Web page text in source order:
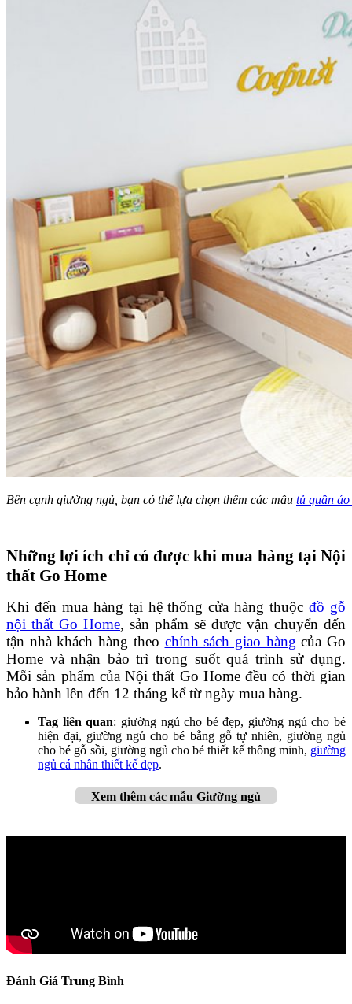
Bên cạnh giường ngủ, bạn có thể lựa chọn thêm các mẫu tủ quần áo
Những lợi ích chỉ có được khi mua hàng tại Nội
thất Go Home
Khi đến mua hàng tại hệ thống cửa hàng thuộcđồ gỗ
nội thất Go Home, sản phẩm sẽ được vận chuyển đến
tận nhà khách hàng theo chính sách giao hàng của Go
Home và nhận bảo trì trong suốt quá trình sử dụng.
Mỗi sản phẩm của Nội thất Go Home đều có thời gian
bảo hành lên đến 12 tháng kể từ ngày mua hàng.
Tag liên quan: giường ngủ cho bé đẹp, giường ngủ cho bé
hiện đại, giường ngủ cho bé bằng gỗ tự nhiên, giường ngủ
cho bé gỗ sồi, giường ngủ cho bé thiết kế thông minh, giường
ngủ cá nhân thiết kế đẹp.
Xem thêm các mẫu Giường ngủ
Đánh Giá Trung Bình